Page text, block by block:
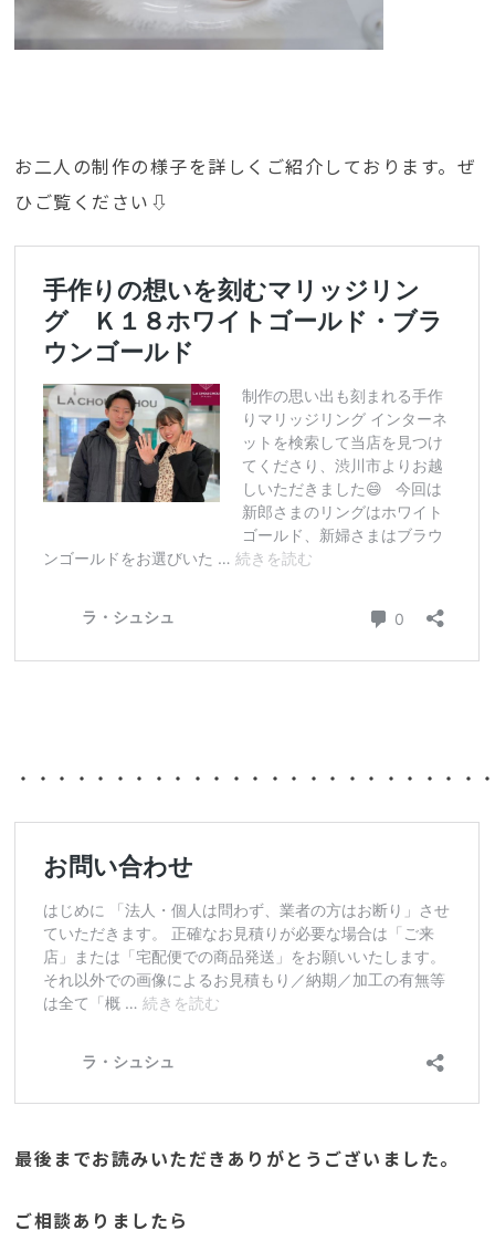
お二人の制作の様子を詳しくご紹介しております。ぜ
ひご覧ください⇩
・・・・・・・・・・・・・・・・・・・・・・・・
最後までお読みいただきありがとうございました。
ご相談ありましたら